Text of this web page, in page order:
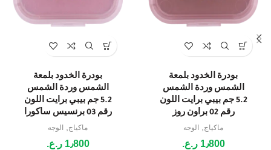
بودرة الخدود بلمعة
الشمس وردة الشمس
5.2 جم بيبي برايت اللون
رقم 02 براون روز
ماكياج, الوجه
1٫800 ر.ع.
بودرة الخدود بلمعة
الشمس وردة الشمس
5.2 جم بيبي برايت اللون
رقم 03 برنسيس ساكورا
ماكياج, الوجه
1٫800 ر.ع.